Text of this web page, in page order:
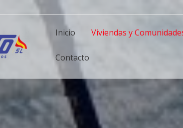
Inicio Viviendas y
Contacto